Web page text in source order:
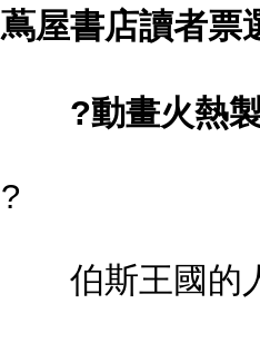
蔦屋書店讀者票
?動畫火熱製
?
伯斯王國的